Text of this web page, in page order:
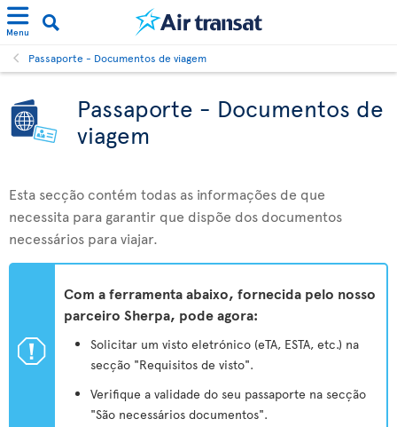
Menu
Passaporte - Documentos de viagem
Passaporte - Documentos de
viagem
Esta secção contém todas as informações de que
necessita para garantir que dispõe dos documentos
necessários para viajar.
ü
Com a ferramenta abaixo, fornecida pelo nosso
parceiro Sherpa, pode agora:
Solicitar um visto eletrónico (eTA, ESTA, etc.) na
secção "Requisitos de visto".
Verifique a validade do seu passaporte na secção
"São necessários documentos".